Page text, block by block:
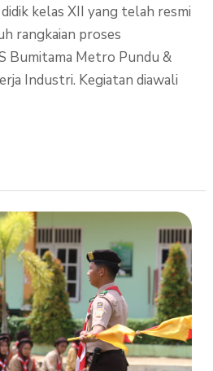
kelas XII yang telah resmi
rangkaian proses
Bumitama Metro Pundu &
Industri. Kegiatan diawali